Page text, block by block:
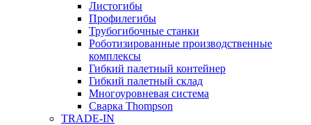
Листогибы
Профилегибы
Трубогибочные станки
Роботизированные производственные
комплексы
Гибкий палетный контейнер
Гибкий палетный склад
Многоуровневая система
Сварка Thompson
TRADE-IN